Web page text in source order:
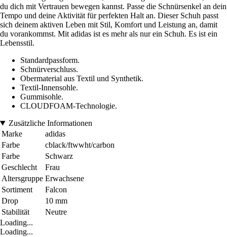
du dich mit Vertrauen bewegen kannst. Passe die Schnürsenkel an dein
Tempo und deine Aktivität für perfekten Halt an. Dieser Schuh passt
sich deinem aktiven Leben mit Stil, Komfort und Leistung an, damit
du vorankommst. Mit adidas ist es mehr als nur ein Schuh. Es ist ein
Lebensstil.
Standardpassform.
Schnürverschluss.
Obermaterial aus Textil und Synthetik.
Textil-Innensohle.
Gummisohle.
CLOUDFOAM-Technologie.
Zusätzliche Informationen
Marke
adidas
Farbe
cblack/ftwwht/carbon
Farbe
Schwarz
Geschlecht
Frau
Altersgruppe Erwachsene
Sortiment
Falcon
Drop
10 mm
Stabilität
Neutre
Loading...
Loading...